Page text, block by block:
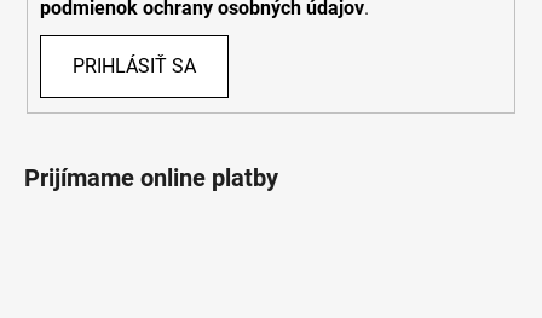
podmienok ochrany osobných údajov.
PRIHLÁSIŤ SA
Prijímame online platby